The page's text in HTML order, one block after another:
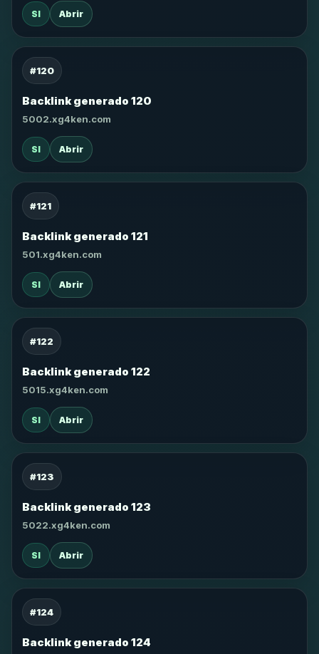
SI Abrir
#120
Backlink generado 120
5002.xg4ken.com
SI Abrir
#121
Backlink generado 121
501.xg4ken.com
SI Abrir
#122
Backlink generado 122
5015.xg4ken.com
SI Abrir
#123
Backlink generado 123
5022.xg4ken.com
SI Abrir
#124
Backlink generado 124